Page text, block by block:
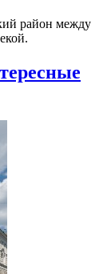
район между